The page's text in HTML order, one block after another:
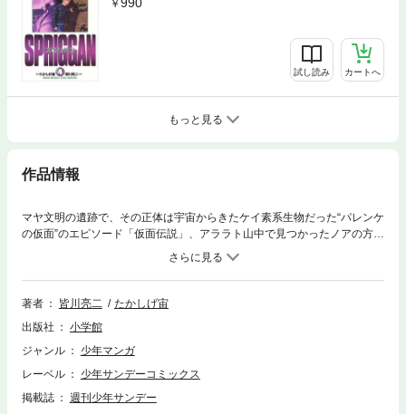
990
試し読み カートへ
もっと見る
作品情報
マヤ文明の遺跡で、その正体は宇宙からきたケイ素系生物だった“パレンケ
の仮面”のエピソード「仮面伝説」、アララト山中で見つかったノアの方舟
を巡って優とフランス人スプリガンのジャン・ジャックモンドが活躍する
「ノアの方舟篇」、イギリスの考古学グループが発掘した狂戦士（パーサ
ーカー）に優が立ち向かう「狂戦士の章」を収録。地球の危機を救うべ
く、御神苗優が仲間たちと共に大活躍！
著者 皆川亮二
たかしげ宙
出版社
小学館
ジャンル
少年マンガ
レーベル
少年サンデーコミックス
掲載誌
週刊少年サンデー